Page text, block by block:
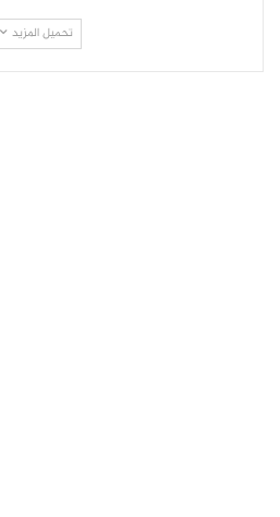
تحميل المزيد